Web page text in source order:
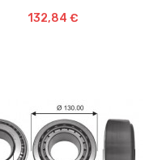
132,84 €